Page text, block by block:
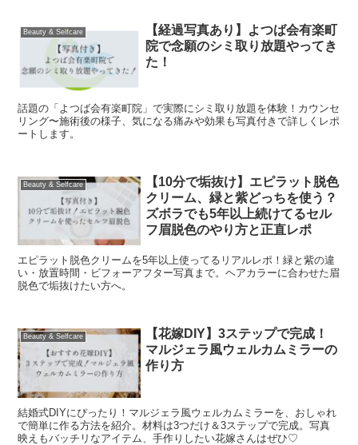
Beauty & Selfcare
【経過写真あり】よつば会有楽町
院で念願のシミ取り放題やってき
た！
話題の「よつば会有楽町院」で実際にシミ取り放題を体験！カウンセ
リング〜施術後の様子、気になる痛みや効果も写真付きで詳しくレポ
ートします。
Beauty & Selfcare
【10分で垢抜け】エピラット脱色
クリーム、緑と紫どっちを使う？
ズボラでも5年以上続けてるセル
フ眉脱色のやり方と正直レポ
エピラット脱色クリームを5年以上使ってるリアルレポ！緑と紫の違
い・放置時間・ビフォーアフター写真まで。ヘアカラーに合わせた眉
脱色で垢抜けたい方へ。
Beauty & Selfcare
【花嫁DIY】3ステップで完成！
マルジェラ風ウェルカムミラーの
作り方
結婚式DIYにぴったり！マルジェラ風ウェルカムミラーを、おしゃれ
で簡単に作る方法を紹介。材料は3つだけ＆3ステップで完成。写真
映えもバッチリなアイテム、手作りしたい花嫁さんはぜひ♡